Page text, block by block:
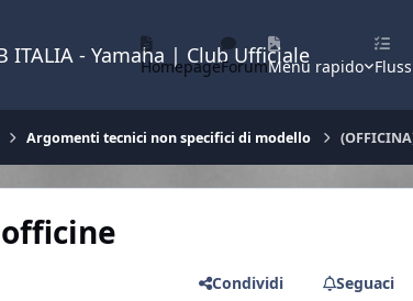
ITALIA - Yamaha | Club Ufficiale
HomepageForumMenu rapido
Argomenti tecnici non specifici di modello
officine
Condividi Seguaci